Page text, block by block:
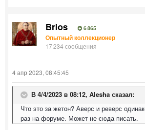
Brios 6 865
Опытный коллекционер
17 234 сообщения
4 апр 2023, 08:45:45
В 4/4/2023 в 08:12, Alesha сказал:
Что это за жетон? Аверс и реверс
раз на форуме. Может не сюда писать.